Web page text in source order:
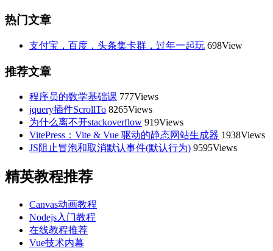
热门文章
支付宝，百度，头条集卡群，过年一起玩 698View
推荐文章
程序员的数学基础课 777Views
jquery插件ScrollTo 8265Views
为什么离不开stackoverflow 919Views
VitePress：Vite & Vue 驱动的静态网站生成器 1938Views
JS阻止冒泡和取消默认事件(默认行为) 9595Views
精英教程推荐
Canvas动画教程
Nodejs入门教程
在线教程推荐
Vue技术内幕